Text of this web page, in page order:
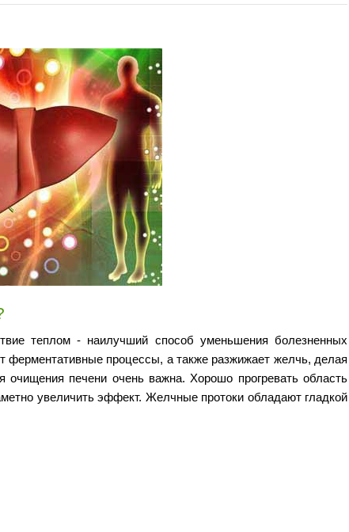
теплом - наилучший способ уменьшения болезненных
ферментативные процессы, а также разжижает желчь, делая
очищения печени очень важна. Хорошо прогревать область
увеличить эффект. Желчные протоки обладают гладкой